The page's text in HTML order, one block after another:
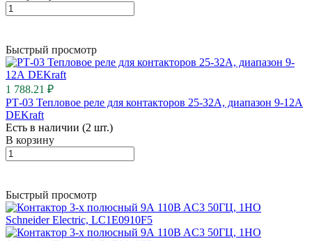
Быстрый просмотр
1 788.21 ₽
РТ-03 Тепловое реле для контакторов 25-32A, диапазон 9-12А
DEKraft
Есть в наличии (2 шт.)
В корзину
Быстрый просмотр